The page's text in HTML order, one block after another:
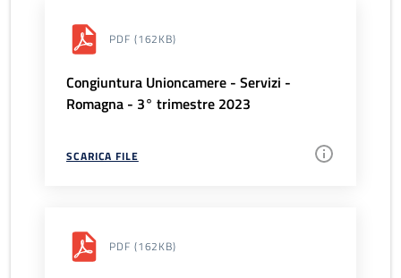
PDF (162KB)
Congiuntura Unioncamere - Servizi -
Romagna - 3° trimestre 2023
SCARICA FILE
PDF (162KB)